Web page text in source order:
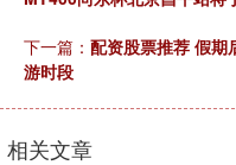
下一篇： 配资股票推荐 假期
游时段
相关文章